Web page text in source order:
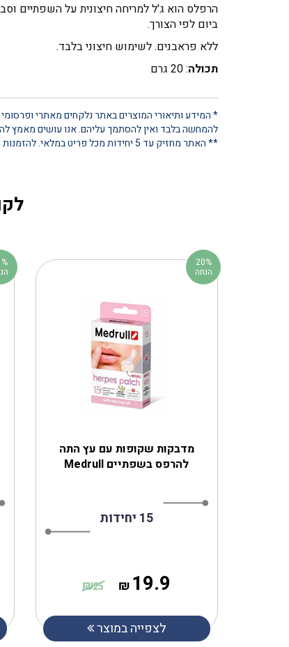
ביום לפי הצורך.
ללא פראבנים. לשימוש חיצוני בלבד.
תכולה: 20 גרם
* המידע ותיאורי המוצרים באתר נלקחים מאתרי
להמחשה בלבד ואין להסתמך עליהם. אנו עושים מאמץ
** האתר מחזיק עד 5 יחידות מכל פריט במלאי. להזמנות העולות על כמות זו, נא ליצור קשר ישיר
‎מדבקות שקופות עם עץ התה
להרפס בשפתיים Medrull
15 יחידות
19.9
₪
25
₪
לצפייה במוצר
20%
הנחה